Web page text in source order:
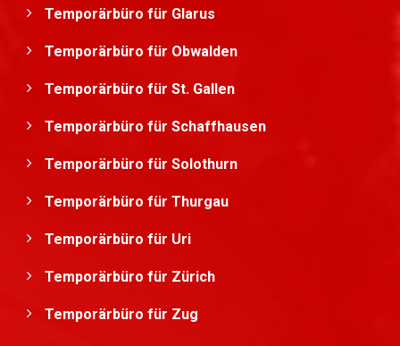
Temporärbüro für Glarus
Temporärbüro für Obwalden
Temporärbüro für St. Gallen
Temporärbüro für Schaffhausen
Temporärbüro für Solothurn
Temporärbüro für Thurgau
Temporärbüro für Uri
Temporärbüro für Zürich
Temporärbüro für Zug